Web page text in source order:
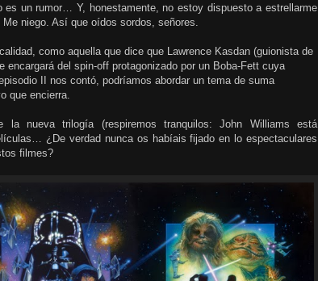
un rumor… Y, honestamente, no estoy dispuesto a estrellarme
niego. Así que oídos sordos, señores.
como aquella que dice que Lawrence Kasdan (guionista de
encargará del spin-off protagonizado por un Boba-Fett cuya
II nos contó, podríamos abordar un tema de suma
que encierra.
nueva trilogía (respiremos tranquilos: John Williams está
¿De verdad nunca os habíais fijado en lo espectaculares
filmes?